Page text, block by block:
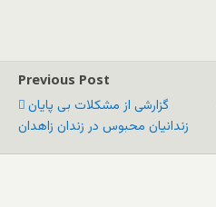
Previous Post
گزارشی از مشکلات بی پایان
زندانیان محبوس در زندان زاهدان